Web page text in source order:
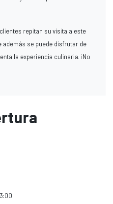
repitan su visita a este
además se puede disfrutar de
la experiencia culinaria. ¡No